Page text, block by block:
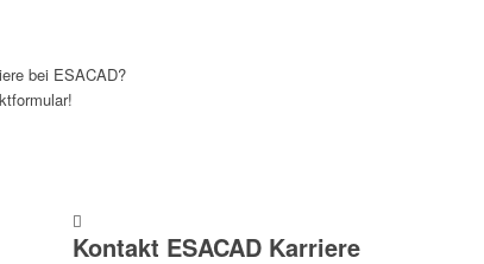
bei ESACAD?
Kontakt ESACAD Karriere